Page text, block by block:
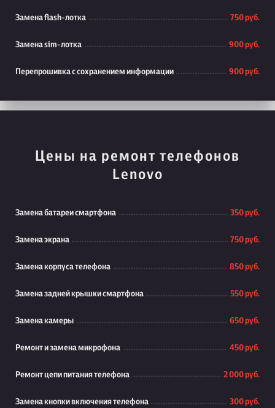
Замена flash-лотка 750 руб.
Замена sim-лотка 900 руб.
Перепрошивка с сохранением информации 900 руб.
Цены на ремонт телефонов
Lenovo
Замена батареи смартфона 350 руб.
Замена экрана 750 руб.
Замена корпуса телефона 850 руб.
Замена задней крышки смартфона 550 руб.
Замена камеры 650 руб.
Ремонт и замена микрофона 450 руб.
Ремонт цепи питания телефона 2 000 руб.
Замена кнопки включения телефона 300 руб.